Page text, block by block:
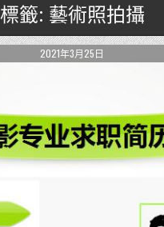
標籤: 藝術照拍攝
2021年3月25日